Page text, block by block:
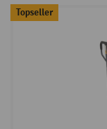
Topseller